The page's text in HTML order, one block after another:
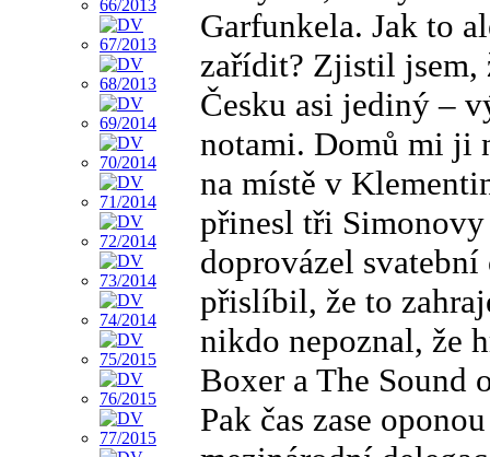
Garfunkela. Jak to
zařídit? Zjistil jsem,
Česku asi jediný –
notami. Domů mi ji
na místě v
přinesl tři
doprovázel svatební
přislíbil, že to
nikdo nepoznal, že
Boxer a The Sound
Pak čas zase